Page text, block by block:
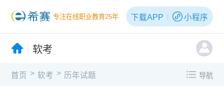
专注在线职业教育25年 下载APP 小程序
软考
首页 > 软考 > 历年试题 导航